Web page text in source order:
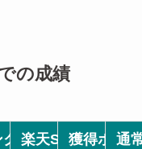
の成績
楽天SPU(PC)
獲得ポイン
通